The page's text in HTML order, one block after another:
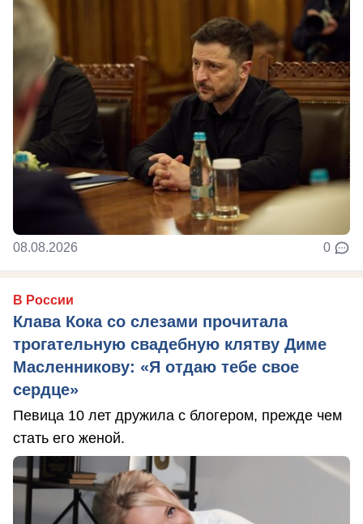
08.08.2026 0
В России
Клава Кока со слезами прочитала
трогательную свадебную клятву Диме
Масленникову: «Я отдаю тебе свое
сердце»
Певица 10 лет дружила с блогером, прежде чем
стать его женой.